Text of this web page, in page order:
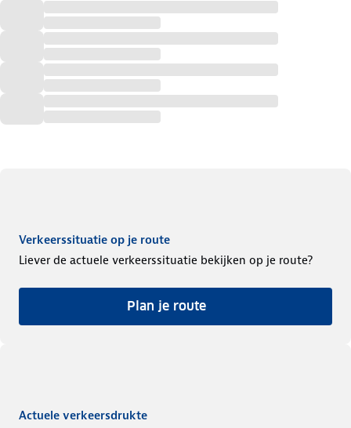
Verkeerssituatie op je route
Liever de actuele verkeerssituatie bekijken op je route?
Plan je route
Actuele verkeersdrukte